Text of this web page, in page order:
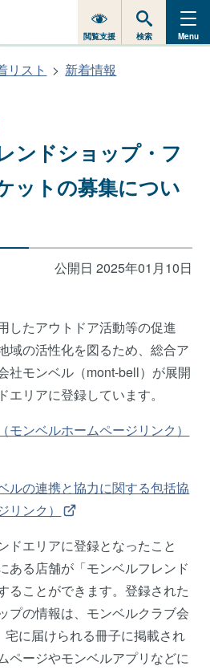
閲覧支援 検索 Menu
リスト 新着情報
ンドショップ・フ
ットの募集につい
公開日 2025年01月10日
したアウトドア活動等の促進
域の活性化を図るため、総合ア
社モンベル（mont-bell）が展開
リアに登録しています。
モンベルホームページリンク）
ルの連携と協力に関する包括協
ンク）
ドエリアに登録となったこと
ある店舗が「モンベルフレンド
ることができます。登録された
プの情報は、モンベルクラブ会
宅に届けられる冊子に掲載され
ページやモンベルアプリなどに